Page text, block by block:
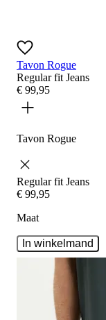
Tavon Rogue
Regular fitJeans
€ 99,95
Tavon Rogue
Regular fitJeans
€ 99,95
Maat
In winkelmand